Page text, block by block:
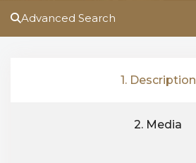
Advanced Search
1. Description
2. Media